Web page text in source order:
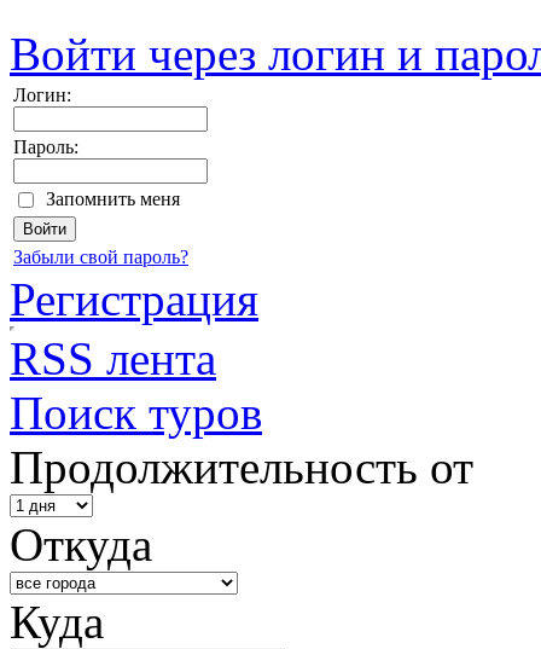
Войти через логин и
Логин:
Пароль:
Запомнить меня
Забыли свой пароль?
Регистрация
RSS лента
Поиск туров
Продолжительность от
Откуда
Куда